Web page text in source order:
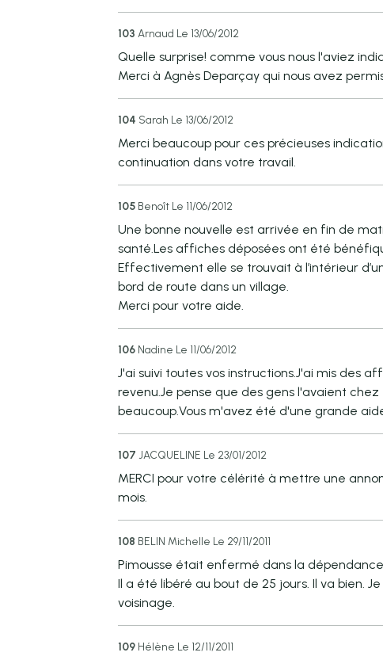
103 Arnaud Le 13/06/2012
Quelle surprise! comme vous nous l'aviez
Merci à Agnès Deparçay qui nous avez
104 Sarah Le 13/06/2012
Merci beaucoup pour ces précieuses
continuation dans votre travail.
105 Benoît Le 11/06/2012
Une bonne nouvelle est arrivée en fin de
santé.Les affiches déposées ont été
Effectivement elle se trouvait à l’intérieur
bord de route dans un village.
Merci pour votre aide.
106 Nadine Le 11/06/2012
J'ai suivi toutes vos instructions.J'ai mis des
revenu.Je pense que des gens l'avaient
beaucoup.Vous m'avez été d'une grande
107 JACQUELINE Le 23/01/2012
MERCI pour votre célérité à mettre une
mois.
108 BELIN Michelle Le 29/11/2011
Pimousse était enfermé dans la
Il a été libéré au bout de 25 jours. Il va bien.
voisinage.
109 Hélène Le 12/11/2011